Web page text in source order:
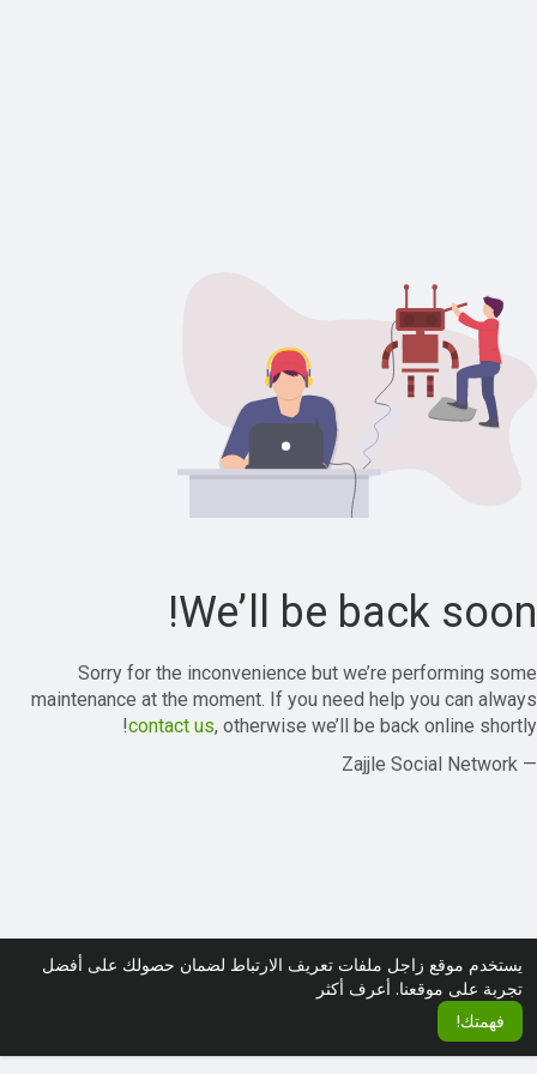
يستخدم موقع زاجل ملفات تعريف الارتباط لضمان حصولك على أفضل
تجربة على موقعنا. أعرف أكثر
فهمتك!
We’ll be back soon!
Sorry for the inconvenience but we’re performing some
maintenance at the moment. If you need help you can always
contact us, otherwise we’ll be back online shortly!
— Zajjle Social Network